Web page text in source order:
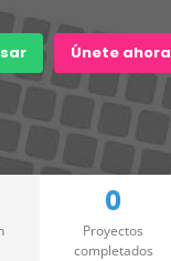
Únete ahora
0
Proyectos
completados